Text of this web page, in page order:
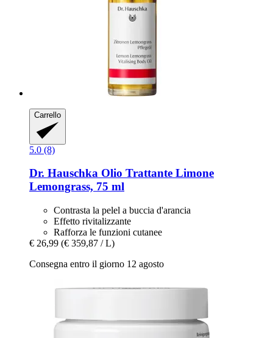
Carrello
5.0 (8)
Dr. Hauschka Olio Trattante Limone
Lemongrass, 75 ml
Contrasta la pelel a buccia d'arancia
Effetto rivitalizzante
Rafforza le funzioni cutanee
€ 26,99 (€ 359,87 / L)
Consegna entro il giorno 12 agosto